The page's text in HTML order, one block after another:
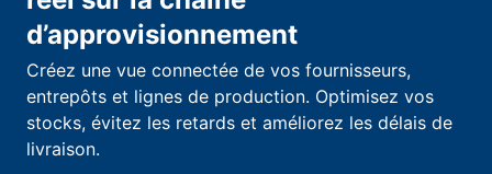
d’approvisionnement
Créez une vue connectée de vos fournisseurs,
entrepôts et lignes de production. Optimisez vos
stocks, évitez les retards et améliorez les délais de
livraison.